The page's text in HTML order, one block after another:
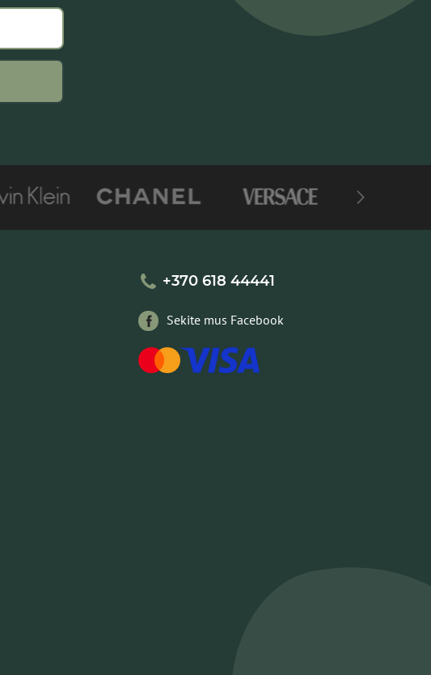
+370 618 44441
Sekite mus Facebook